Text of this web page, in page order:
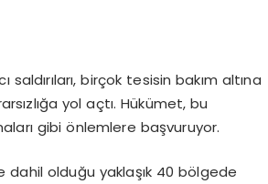
birçok tesisin bakım altına
yol açtı. Hükümet, bu
gibi önlemlere başvuruyor.
olduğu yaklaşık 40 bölgede